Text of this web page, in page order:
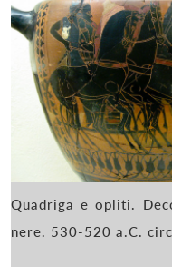
Quadriga e opliti.
nere. 530-520 a.C.